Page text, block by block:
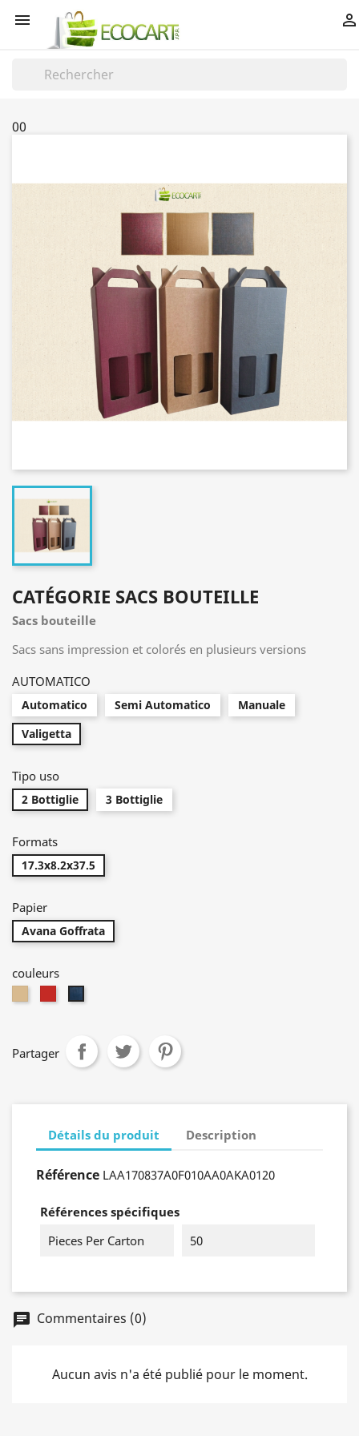
 
00
CATÉGORIE SACS BOUTEILLE
Sacs bouteille
Sacs sans impression et colorés en plusieurs versions
AUTOMATICO
Automatico Semi Automatico
Manuale
Valigetta
Tipo uso
2 Bottiglie 3 Bottiglie
Formats
17.3x8.2x37.5
Papier
Avana Goffrata
couleurs
rosso-
Partager
Détails du produit Description
Référence LAA170837A0F010AA0AKA0120
Références spécifiques
Pieces Per Carton
50
Commentaires (0)
Aucun avis n'a été publié pour le moment.